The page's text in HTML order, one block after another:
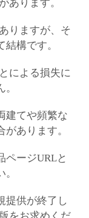
あります。
りますが、そ
構です。
による損失に
建てや頻繁な
あります。
ページURLと
提供が終了し
をお求めくだ